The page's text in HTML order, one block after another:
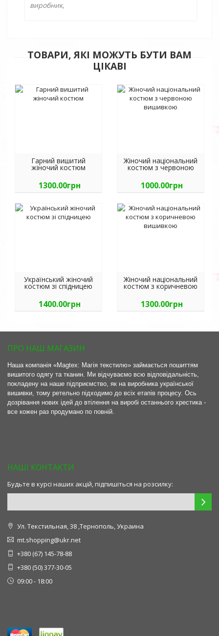
виробник,
ТОВАРИ, ЯКІ МОЖУТЬ БУТИ ВАМ
ЦІКАВІ
Гарний вишитий
жіночий костюм
1300.00грн
Жіночий національний
костюм з червоною
вишивкою
1000.00грн
Український жіночий
костюм зі спідницею
1400.00грн
Жіночий національний
костюм з коричневою
вишивкою
1300.00грн
ПРО НАШ МАГАЗИН
Наша компанія «Magtex: Магія текстилю» займається пошиттям
вишитого одягу та тканин. Ми відчуваємо всю відповідальність,
покладену на наше підприємство, як на виробника української
вишивки, тому ретельно підходимо до всіх етапів процесу. Ось
дозрівання нових ідей до втілення на виробі останнього хрестика -
все кожен раз продумано по повній.
НАШІ КОНТАКТИ
Будьте в курсі наших акцій, підпишіться на розсилку:
Ул. Текстильная, 38 ,Тернополь, Украина
mt.shopping@ukr.net
+380 (67) 145-78-88
+380 (50) 377-30-05
09:00 - 18:00